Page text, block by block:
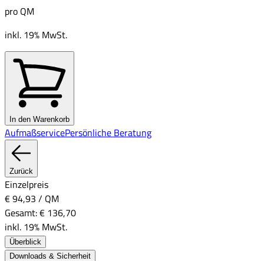
pro QM
inkl. 19% MwSt.
In den Warenkorb
AufmaßservicePersönliche Beratung
Zurück
Einzelpreis
€ 94,93 / QM
Gesamt:€ 136,70
inkl. 19% MwSt.
Überblick
Downloads & Sicherheit